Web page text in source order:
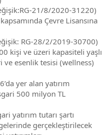
21/8/2020-31220)
Çevre Lisansına
RG-28/2/2019-30700)
kişi ve üzeri kapasiteli yaşlı
ve esenlik tesisi (wellness)
yer alan yatırım
500 milyon TL
yatırım tutarı şartı
gerçekleştirilecek